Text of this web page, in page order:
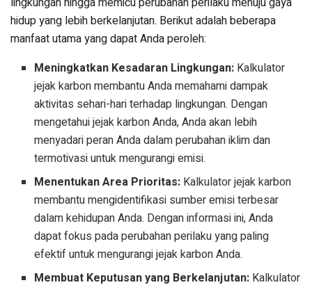
hidup yang lebih berkelanjutan. Berikut adalah beberapa
manfaat utama yang dapat Anda peroleh:
Meningkatkan Kesadaran Lingkungan: Kalkulator
jejak karbon membantu Anda memahami dampak
aktivitas sehari-hari terhadap lingkungan. Dengan
mengetahui jejak karbon Anda, Anda akan lebih
menyadari peran Anda dalam perubahan iklim dan
termotivasi untuk mengurangi emisi.
Menentukan Area Prioritas: Kalkulator jejak karbon
membantu mengidentifikasi sumber emisi terbesar
dalam kehidupan Anda. Dengan informasi ini, Anda
dapat fokus pada perubahan perilaku yang paling
efektif untuk mengurangi jejak karbon Anda.
Membuat Keputusan yang Berkelanjutan: Kalkulator